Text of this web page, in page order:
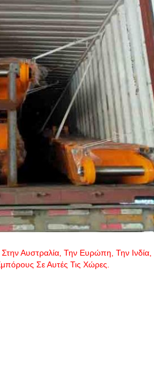
Αυστραλία, Την Ευρώπη, Την Ινδία,
Σε Αυτές Τις Χώρες.